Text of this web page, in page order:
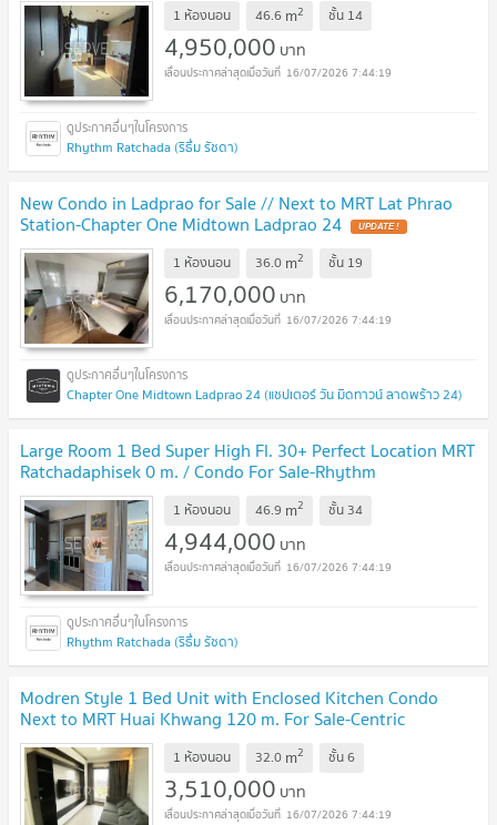
1 ห้องนอน 46.6 m2 ชั้น 14
4,950,000 บาท
16/07/2026 7:44:19
Rhythm Ratchada (ริธึ่ม รัชดา)
New Condo in Ladprao for Sale // Next to MRT Lat Phrao
Station-Chapter One Midtown Ladprao 24 UPDATE !
1 ห้องนอน 36.0 m2 ชั้น 19
6,170,000 บาท
16/07/2026 7:44:19
Chapter One Midtown Ladprao 24 (แชปเตอร์ วัน มิดทาวน์ ลาดพร้าว 24)
Large Room 1 Bed Super High Fl. 30+ Perfect Location MRT
Ratchadaphisek 0 m. / Condo For Sale-Rhythm
Ratchada UPDATE !
1 ห้องนอน 46.9 m2 ชั้น 34
4,944,000 บาท
16/07/2026 7:44:19
Rhythm Ratchada (ริธึ่ม รัชดา)
Modren Style 1 Bed Unit with Enclosed Kitchen Condo
Next to MRT Huai Khwang 120 m. For Sale-Centric
Ratchada Huai Khwang
1 ห้องนอน 32.0 m2 ชั้น6
3,510,000 บาท
16/07/2026 7:44:19